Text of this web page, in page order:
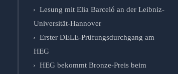
Lesung mit Elia Barceló an der Leibniz-
Universität-Hannover
Erster DELE-Prüfungsdurchgang am
HEG
HEG bekommt Bronze-Preis beim